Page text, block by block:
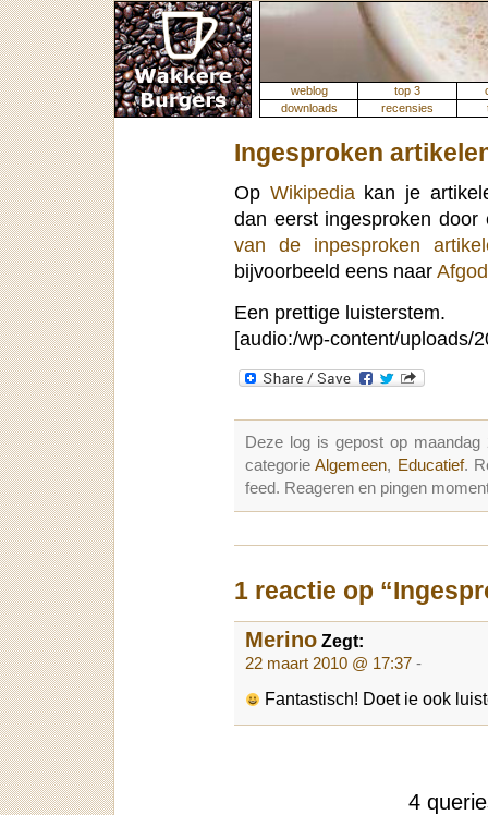
weblog top 3
downloads
recensies
Ingesproken
Op Wikipediakan je
dan eerst ingesproken
van de inpesproken
bijvoorbeeld eens naarAfgod
Een prettige luisterstem.
[audio:/wp-content/uploads/
Deze log is gepost op
categorieAlgemeen, Educatief.
feed. Reageren en pingen
1 reactie op
Merino Zegt:
22 maart 2010 @ 17:37 -
Fantastisch! Doet ie ook
4